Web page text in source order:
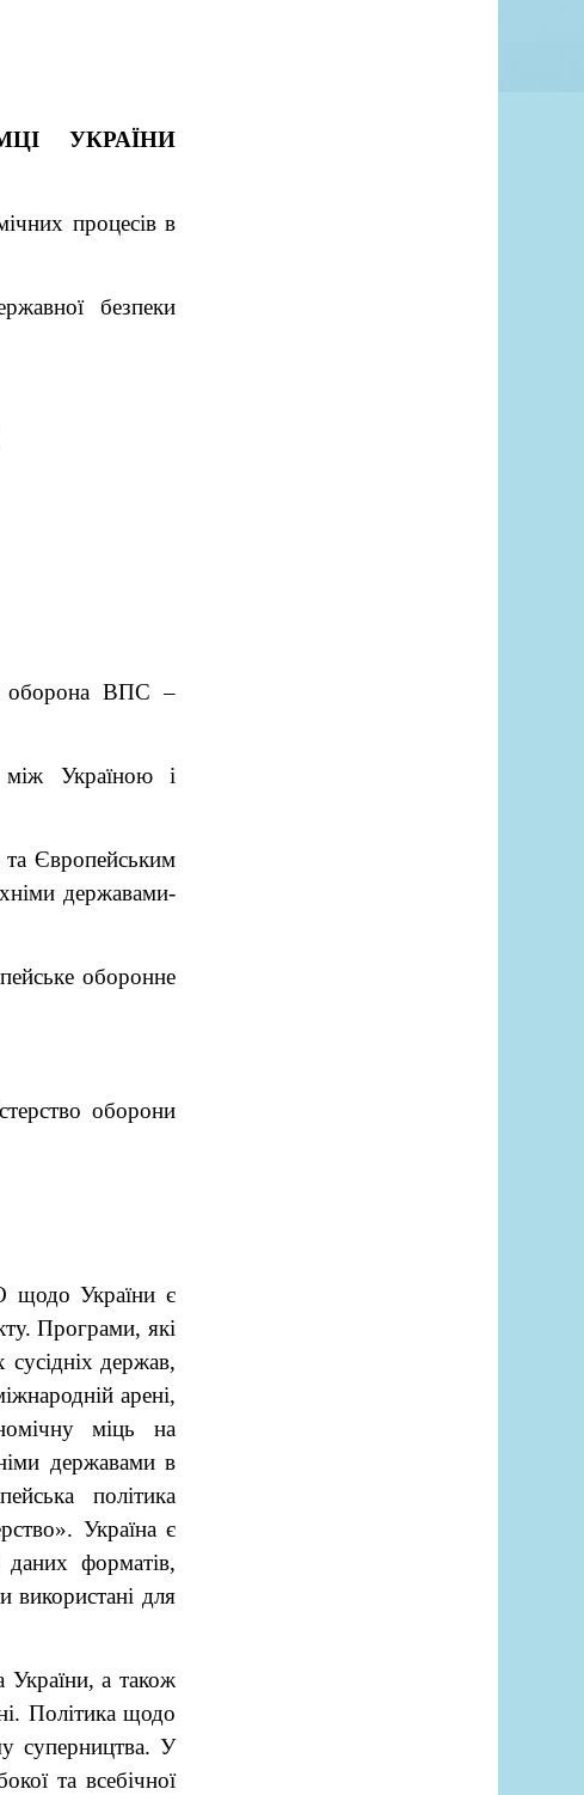
УКРАЇНИ
процесів в
безпеки
оборона ВПС –
Україною і
та Європейським
державами-
оборонне
оборони
щодо України є
Програми, які
держав,
арені,
міць на
державами в
політика
Україна є
форматів,
використані для
України, а також
Політика щодо
суперництва. У
та всебічної